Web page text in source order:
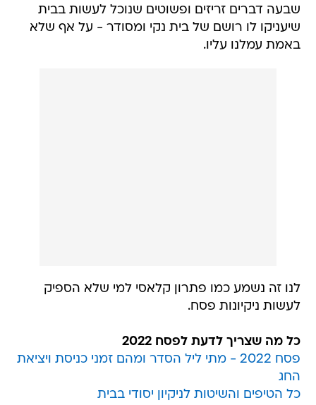
שבעה דברים זריזים ופשוטים שנוכל לעשות בבית
שיעניקו לו רושם של בית נקי ומסודר - על אף שלא
באמת עמלנו עליו.
לנו זה נשמע כמו פתרון קלאסי למי שלא הספיק
לעשות ניקיונות פסח.
כל מה שצריך לדעת לפסח 2022
פסח 2022 - מתי ליל הסדר ומהם זמני כניסת ויציאת
החג
כל הטיפים והשיטות לניקיון יסודי בבית